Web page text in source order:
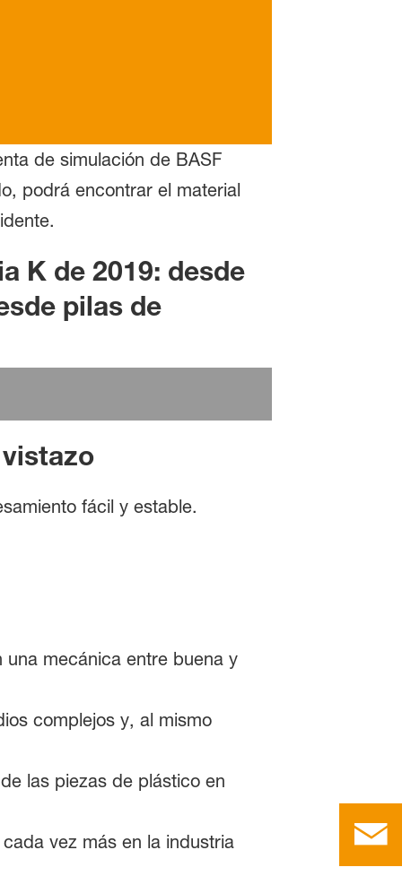
de simulación de BASF
podrá encontrar el material
K de 2019: desde
pilas de
fácil y estable.
mecánica entre buena y
complejos y, al mismo
las piezas de plástico en
vez más en la industria